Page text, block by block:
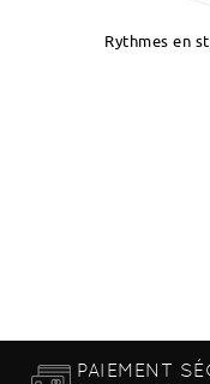
Rythmes en
PAIEMENT